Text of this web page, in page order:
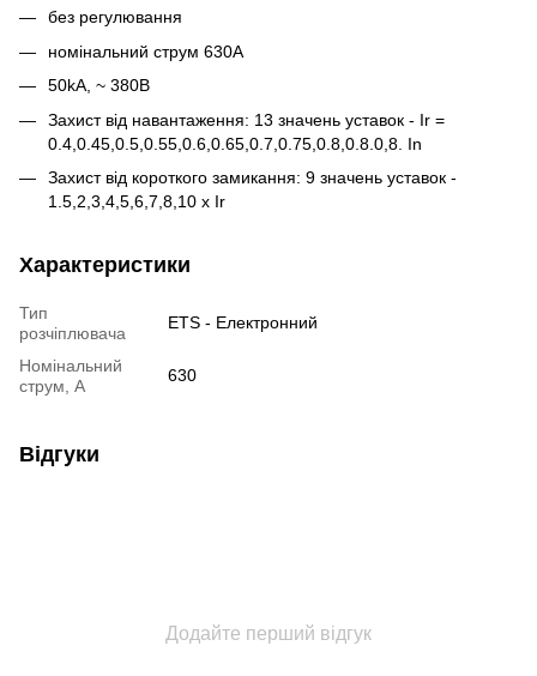
без регулювання
номінальний струм 630A
50kA, ~ 380В
Захист від навантаження: 13 значень уставок - Ir =
0.4,0.45,0.5,0.55,0.6,0.65,0.7,0.75,0.8,0.8.0,8. In
Захист від короткого замикання: 9 значень уставок -
1.5,2,3,4,5,6,7,8,10 х Ir
Характеристики
Тип
розчіплювача
ETS - Електронний
Номінальний
струм, А
630
Відгуки
Додайте перший відгук